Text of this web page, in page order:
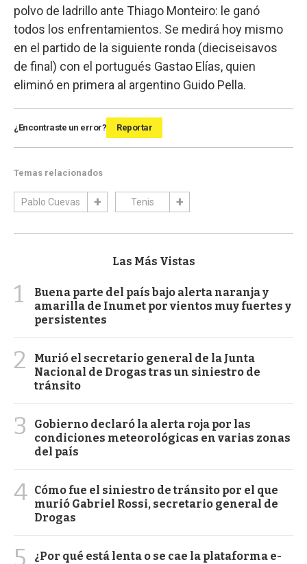
polvo de ladrillo ante Thiago Monteiro: le ganó
todos los enfrentamientos. Se medirá hoy mismo
en el partido de la siguiente ronda (dieciseisavos
de final) con el portugués Gastao Elías, quien
eliminó en primera al argentino Guido Pella.
¿Encontraste un error? Reportar
Temas relacionados
Pablo Cuevas Tenis
Las Más Vistas
1
Buena parte del país bajo alerta naranja y
amarilla de Inumet por vientos muy fuertes y
persistentes
2
Murió el secretario general de la Junta
Nacional de Drogas tras un siniestro de
tránsito
3
Gobierno declaró la alerta roja por las
condiciones meteorológicas en varias zonas
del país
4 Cómo fue el siniestro de tránsito por el que
murió Gabriel Rossi, secretario general de
Drogas
5
¿Por qué está lenta o se cae la plataforma e-